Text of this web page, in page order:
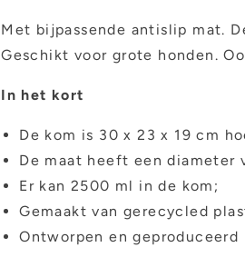
Met bijpassende antislip mat.
Geschikt voor grote honden.
In het kort
De kom is 30 x 23 x 19 cm
De maat heeft een diameter
Er kan 2500 ml in de kom;
Gemaakt van gerecycled
Ontworpen en geproduceerd